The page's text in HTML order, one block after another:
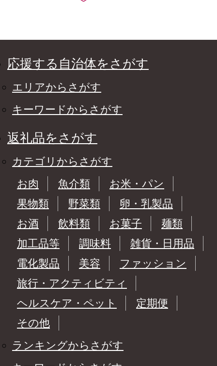
応援する自治体をさがす
エリアからさがす
キーワードからさがす
返礼品をさがす
カテゴリからさがす
お肉
魚介類
お米・パン
果物類
野菜類
卵・乳製品
お酒
飲料類 お菓子
麺類
加工品等
調味料
雑貨・日用品
電化製品
美容
ファッション
旅行・アクティビティ
ヘルスケア・ペット
定期便
その他
ランキングからさがす